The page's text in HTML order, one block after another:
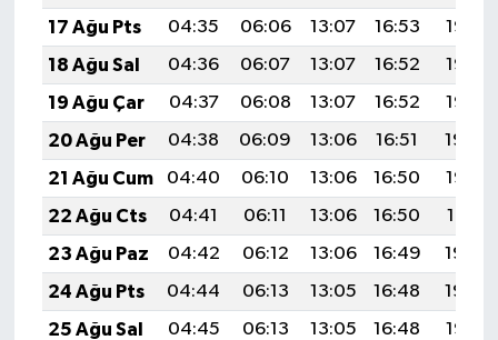
17 Ağu Pts
04:35 06:06 13:07 16:53
19:58
18 Ağu Sal
04:36 06:07 13:07 16:52
19:57
19 Ağu Çar
04:37 06:08 13:07 16:52
19:55
20 Ağu Per
04:38 06:09 13:06 16:51
19:54
21 Ağu Cum
04:40 06:10 13:06 16:50
19:52
22 Ağu Cts
04:41 06:11 13:06 16:50
19:51
23 Ağu Paz
04:42 06:12 13:06 16:49
19:50
24 Ağu Pts
04:44 06:13 13:05 16:48
19:48
25 Ağu Sal
04:45 06:13 13:05 16:48 19:47